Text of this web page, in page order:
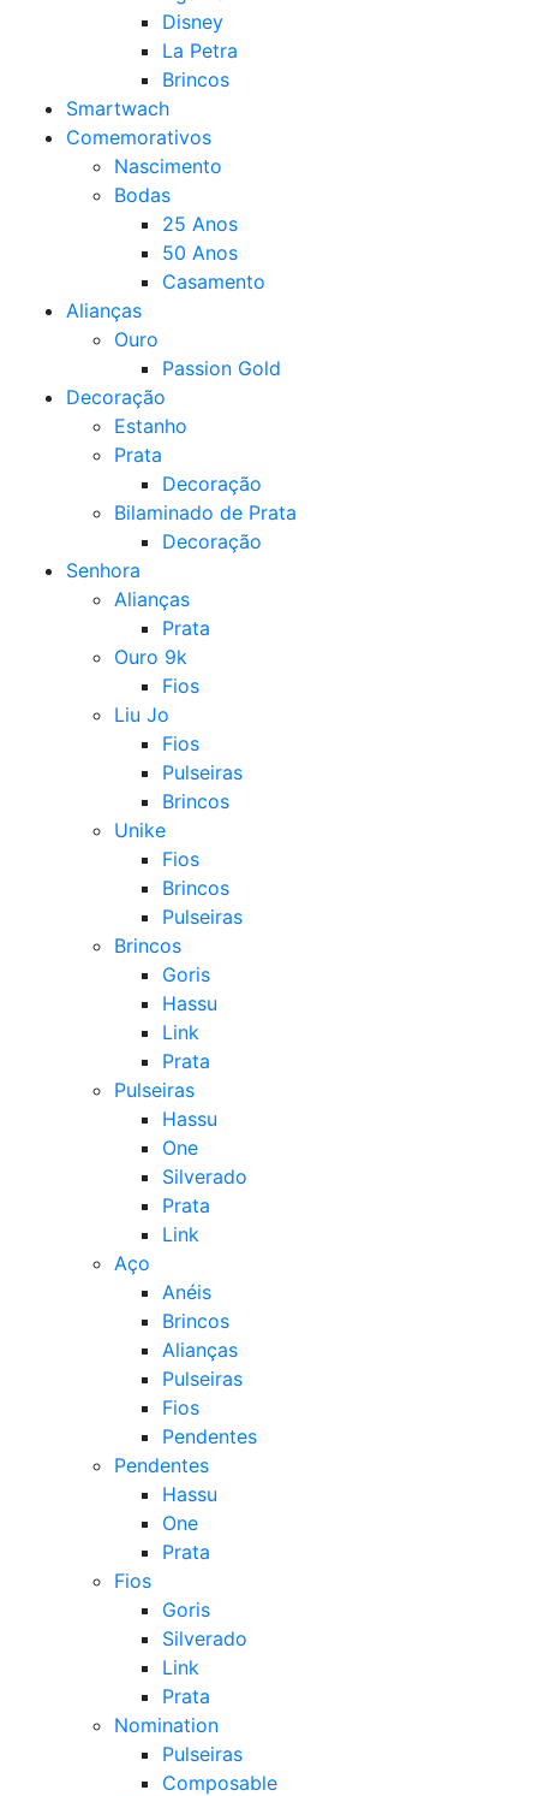
Disney
La Petra
Brincos
Smartwach
Comemorativos
Nascimento
Bodas
25 Anos
50 Anos
Casamento
Alianças
Ouro
Passion Gold
Decoração
Estanho
Prata
Decoração
Bilaminado de Prata
Decoração
Senhora
Alianças
Prata
Ouro 9k
Fios
Liu Jo
Fios
Pulseiras
Brincos
Unike
Fios
Brincos
Pulseiras
Brincos
Goris
Hassu
Link
Prata
Pulseiras
Hassu
One
Silverado
Prata
Link
Aço
Anéis
Brincos
Alianças
Pulseiras
Fios
Pendentes
Pendentes
Hassu
One
Prata
Fios
Goris
Silverado
Link
Prata
Nomination
Pulseiras
Composable